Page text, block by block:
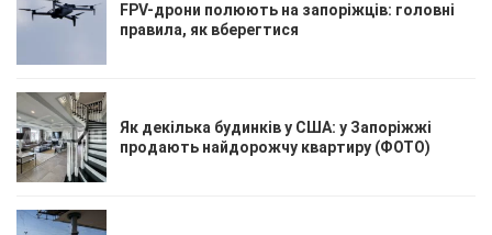
FPV-дрони полюють на запоріжців: головні
правила, як вберегтися
Як декілька будинків у США: у Запоріжжі
продають найдорожчу квартиру (ФОТО)